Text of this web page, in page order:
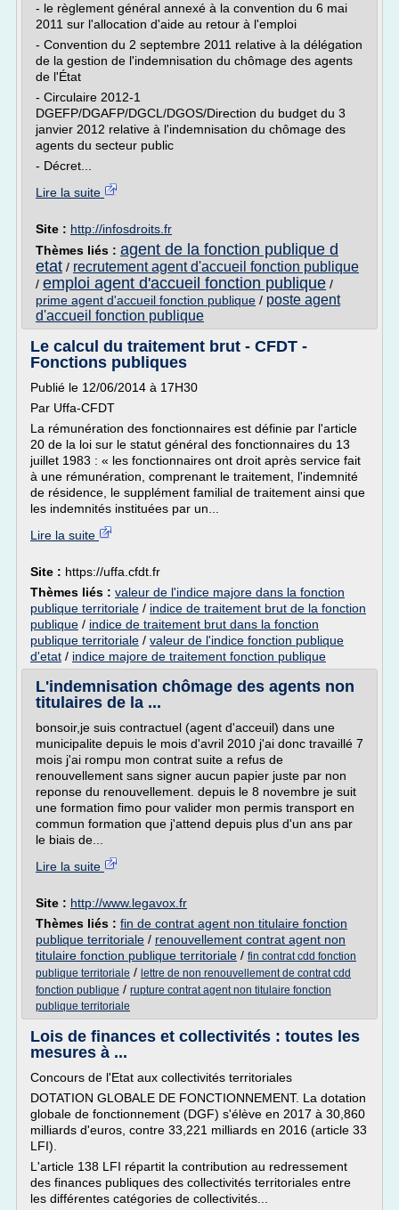
- le règlement général annexé à la convention du 6 mai
2011 sur l'allocation d'aide au retour à l'emploi
- Convention du 2 septembre 2011 relative à la délégation
de la gestion de l'indemnisation du chômage des agents
de l'État
- Circulaire 2012-1
DGEFP/DGAFP/DGCL/DGOS/Direction du budget du 3
janvier 2012 relative à l'indemnisation du chômage des
agents du secteur public
- Décret...
Lire la suite
Site : http://infosdroits.fr
Thèmes liés : agent de la fonction publique d
etat / recrutement agent d'accueil fonction publique
/ emploi agent d'accueil fonction publique /
prime agent d'accueil fonction publique / poste agent
d'accueil fonction publique
Le calcul du traitement brut - CFDT -
Fonctions publiques
Publié le 12/06/2014 à 17H30
Par Uffa-CFDT
La rémunération des fonctionnaires est définie par l'article
20 de la loi sur le statut général des fonctionnaires du 13
juillet 1983 : « les fonctionnaires ont droit après service fait
à une rémunération, comprenant le traitement, l'indemnité
de résidence, le supplément familial de traitement ainsi que
les indemnités instituées par un...
Lire la suite
Site : https://uffa.cfdt.fr
Thèmes liés : valeur de l'indice majore dans la fonction
publique territoriale / indice de traitement brut de la fonction
publique / indice de traitement brut dans la fonction
publique territoriale / valeur de l'indice fonction publique
d'etat / indice majore de traitement fonction publique
L'indemnisation chômage des agents non
titulaires de la ...
bonsoir,je suis contractuel (agent d'acceuil) dans une
municipalite depuis le mois d'avril 2010 j'ai donc travaillé 7
mois j'ai rompu mon contrat suite a refus de
renouvellement sans signer aucun papier juste par non
reponse du renouvellement. depuis le 8 novembre je suit
une formation fimo pour valider mon permis transport en
commun formation que j'attend depuis plus d'un ans par
le biais de...
Lire la suite
Site : http://www.legavox.fr
Thèmes liés : fin de contrat agent non titulaire fonction
publique territoriale / renouvellement contrat agent non
titulaire fonction publique territoriale / fin contrat cdd fonction
publique territoriale / lettre de non renouvellement de contrat cdd
fonction publique / rupture contrat agent non titulaire fonction
publique territoriale
Lois de finances et collectivités : toutes les
mesures à ...
Concours de l'Etat aux collectivités territoriales
DOTATION GLOBALE DE FONCTIONNEMENT. La dotation
globale de fonctionnement (DGF) s'élève en 2017 à 30,860
milliards d'euros, contre 33,221 milliards en 2016 (article 33
LFI).
L'article 138 LFI répartit la contribution au redressement
des finances publiques des collectivités territoriales entre
les différentes catégories de collectivités...